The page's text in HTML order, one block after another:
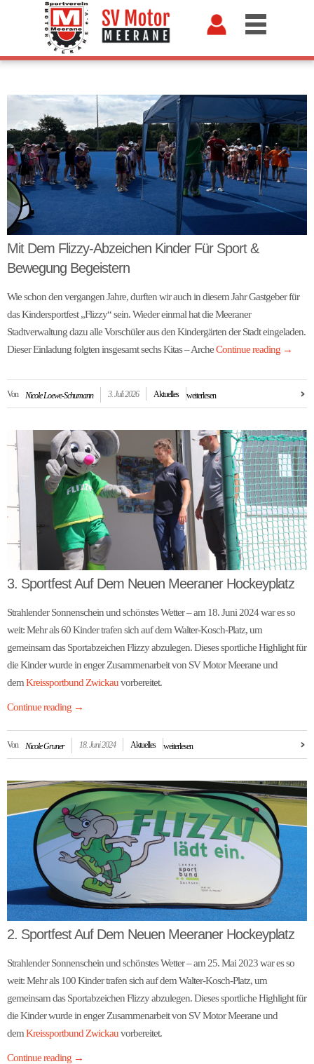
Mit Dem Flizzy-Abzeichen Kinder Für Sport &
Bewegung Begeistern
Wie schon den vergangen Jahre, durften wir auch in diesem Jahr Gastgeber für
das Kindersportfest „Flizzy“ sein. Wieder einmal hat die Meeraner
Stadtverwaltung dazu alle Vorschüler aus den Kindergärten der Stadt eingeladen.
Dieser Einladung folgten insgesamt sechs Kitas – ArcheContinue reading →
Von Nicole Loewe-Schumann 3. Juli 2026 Aktuelles weiterlesen
3. Sportfest Auf Dem Neuen Meeraner Hockeyplatz
Strahlender Sonnenschein und schönstes Wetter – am 18. Juni 2024 war es so
weit: Mehr als 60 Kinder trafen sich auf dem Walter-Kosch-Platz, um
gemeinsam das Sportabzeichen Flizzy abzulegen. Dieses sportliche Highlight für
die Kinder wurde in enger Zusammenarbeit von SV Motor Meerane und
demKreissportbund Zwickauvorbereitet.
Continue reading →
Von Nicole Gruner 18. Juni 2024 Aktuelles weiterlesen
2. Sportfest Auf Dem Neuen Meeraner Hockeyplatz
Strahlender Sonnenschein und schönstes Wetter – am 25. Mai 2023 war es so
weit: Mehr als 100 Kinder trafen sich auf dem Walter-Kosch-Platz, um
gemeinsam das Sportabzeichen Flizzy abzulegen. Dieses sportliche Highlight für
die Kinder wurde in enger Zusammenarbeit von SV Motor Meerane und
demKreissportbund Zwickauvorbereitet.
Continue reading →